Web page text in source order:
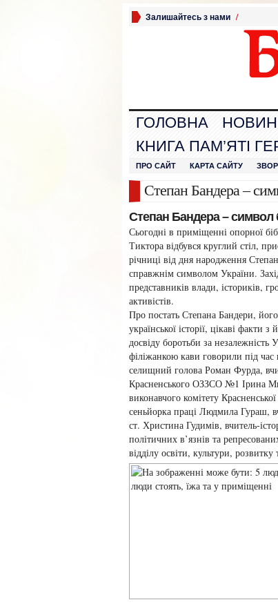
Залишайтесь з нами /
ГОЛОВНА
КНИГА ПАМ’ЯТІ
ПРО САЙТ КАРТА САЙТУ
Степан Бандера –
Степан Бандера – символ
Сьогодні в приміщенні опорної
Тиктора відбувся круглий стіл,
річниці від дня народження
справжнім символом України.
представників влади, істориків,
активістів.
Про постать Степана Бандери,
української історії, цікаві факти з
досвіду боротьби за незалежність
філіжанкою кави говорили під час
селищний голова Роман Фурда,
Красненського ОЗЗСО №1 Ірина
виконавчого комітету
сеньйорка праці Людмила Гураш,
ст. Христина Гудимів, вчитель-
політичних в’язнів та
відділу освіти, культури,